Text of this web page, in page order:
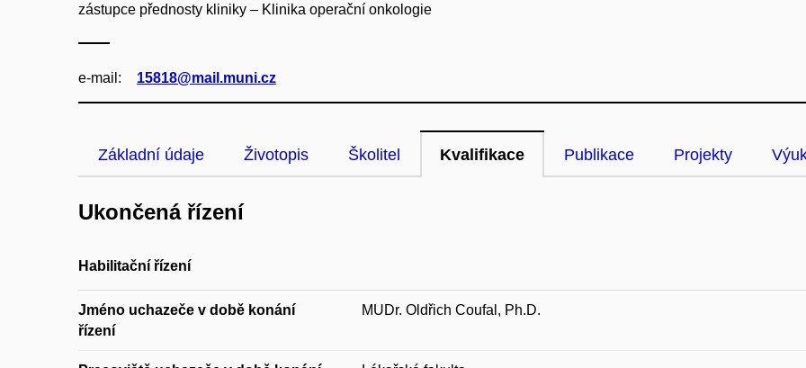
zástupce přednosty kliniky – Klinika operační onkologie
e‑mail: 15818@mail.muni.cz
Základní údaje Životopis Školitel Kvalifikace Publikace Projekty
Ukončená řízení
Habilitační řízení
Jméno uchazeče v době konání
řízení
MUDr. Oldřich Coufal, Ph.D.